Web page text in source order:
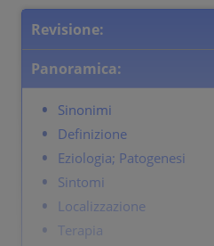
Revisione:
Panoramica:
Sinonimi
Definizione
Eziologia; Patogenesi
Sintomi
Localizzazione
Terapia